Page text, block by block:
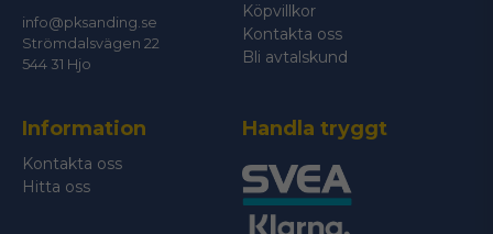
Skicka fråga
info@pksanding.se
Strömdalsvägen 22
544 31 Hjo
Köpvillkor
Kontakta oss
Bli avtalskund
Information
Kontakta oss
Hitta oss
Handla tryggt